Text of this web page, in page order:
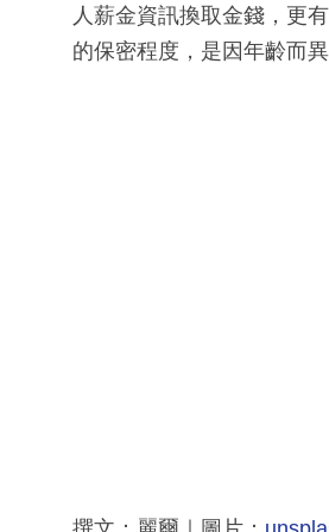
人薪金資訊換取金錢，更
的保密程度，是因年齡而異